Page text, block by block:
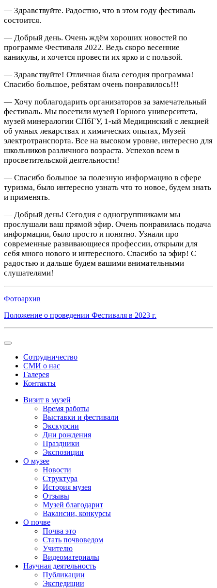
— Здравствуйте. Радостно, что в этом году фестиваль
состоится.
— Добрый день. Очень ждём хороших новостей по
программе Фестиваля 2022. Ведь скоро весенние
каникулы, и хочется провести их ярко и с пользой.
— Здравствуйте! Отличная была сегодня программа!
Спасибо большое, ребятам очень понравилось!!!
— Хочу поблагодарить организаторов за замечательный
фестиваль. Мы посетили музей Горного университета,
музей минералогии СПбГУ, 1-ый Медицинский с лекцией
об умных лекарствах и химических опытах, Музей
электротранспорта. Все на высоком уровне, интересно для
школьников различного возраста. Успехов всем в
просветительской деятельности!
— Спасибо большое за полезную информацию в сфере
туризма, было интересно узнать что то новое, будем знать
и применять.
— Добрый день! Сегодня с одногруппниками мы
прослушали ваш прямой эфир. Очень понравилась подача
информации, было просто и понятно. Узнали про
современные развивающиеся профессии, открыли для
себя много нового и интересного. Спасибо за эфир! С
радостью и дальше будем вашими внимательными
слушателями!
Фотоархив
Положение о проведении Фестиваля в 2023 г.
Сотрудничество
СМИ о нас
Галерея
Контакты
Визит в музей
Время работы
Выставки и фестивали
Экскурсии
Дни рождения
Праздники
Экспозиции
О музее
Новости
Структура
История музея
Отзывы
Музей благодарит
Вакансии, конкурсы
О почве
Почва это
Стать почвоведом
Учителю
Видеоматериалы
Научная деятельность
Публикации
Экспедиции